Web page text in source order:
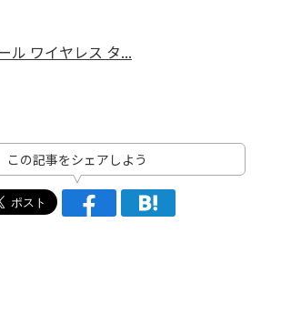
ル ワイヤレス タ...
この記事をシェアしよう